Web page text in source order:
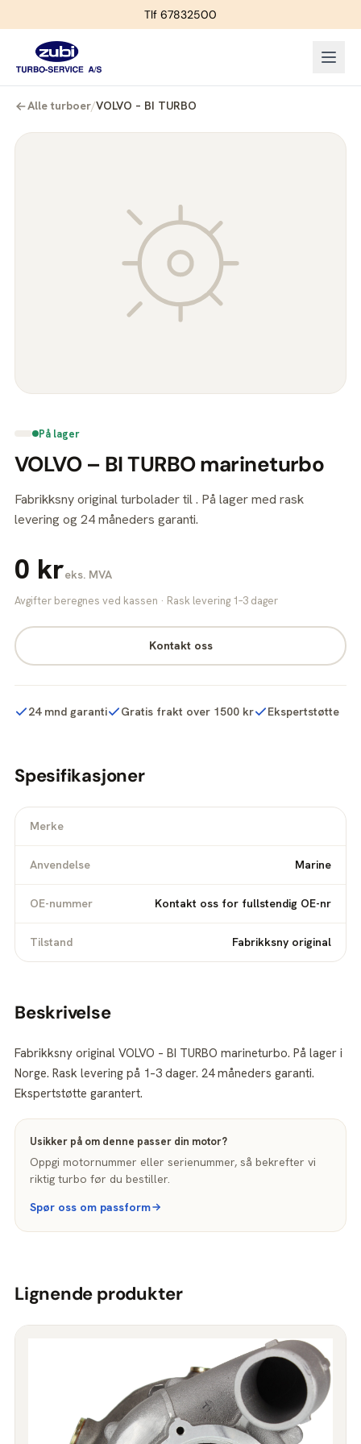
Tlf 67832500
Alle turboer/VOLVO – BI TURBO
På lager
VOLVO – BI TURBO marineturbo
Fabrikksny original turbolader til . På lager med rask
levering og 24 måneders garanti.
0 kreks. MVA
Avgifter beregnes ved kassen · Rask levering 1–3 dager
Kontakt oss
24 mnd garanti Gratis frakt over 1500 kr Ekspertstøtte
Spesifikasjoner
Merke
Anvendelse Marine
OE-nummer Kontakt oss for fullstendig OE-nr
Tilstand Fabrikksny original
Beskrivelse
Fabrikksny original VOLVO – BI TURBO marineturbo. På lager i
Norge. Rask levering på 1–3 dager. 24 måneders garanti.
Ekspertstøtte garantert.
Usikker på om denne passer din motor?
Oppgi motornummer eller serienummer, så bekrefter vi
riktig turbo før du bestiller.
Spør oss om passform
Lignende produkter